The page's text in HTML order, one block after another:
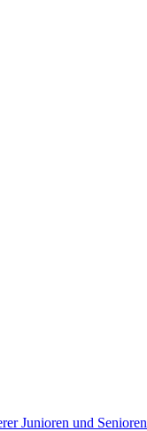
Junioren und Senioren